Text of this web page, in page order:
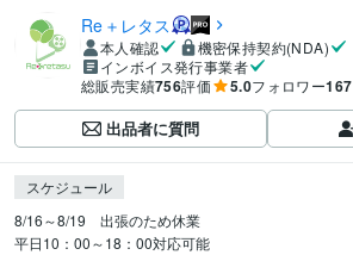
Re＋レタス
本人確認
機密保持契約(NDA)
インボイス発行事業者
総販売実績756評価 5.0フォロワー167
出品者に質問
スケジュール
8/16～8/19　出張のため休業
平日10：00～18：00対応可能